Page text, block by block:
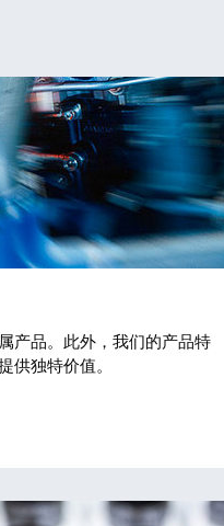
产品。此外，我们的产品特
供独特价值。